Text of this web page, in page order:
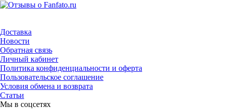
Доставка
Новости
Обратная связь
Личный кабинет
Политика конфиденциальности и оферта
Пользовательское соглашение
Условия обмена и возврата
Статьи
Мы в соцсетях